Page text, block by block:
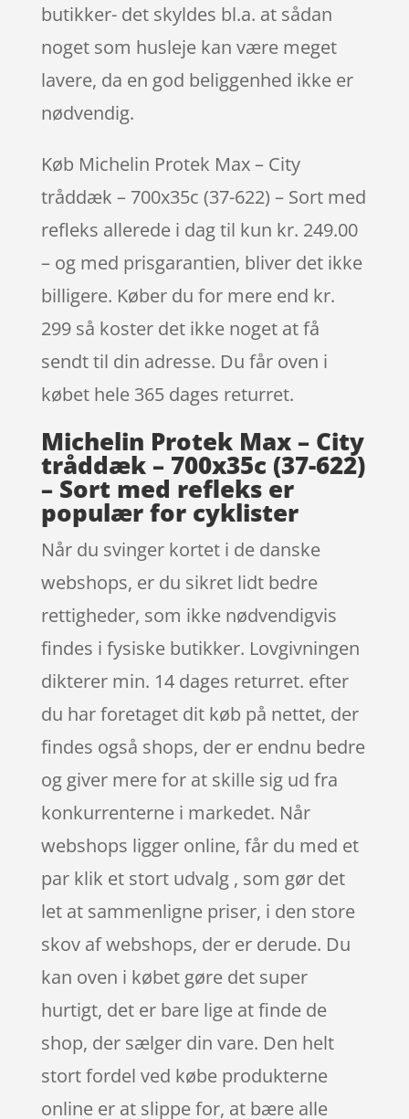
butikker- det skyldes bl.a. at sådan
noget som husleje kan være meget
lavere, da en god beliggenhed ikke er
nødvendig.
Køb Michelin Protek Max – City
tråddæk – 700x35c (37-622) – Sort med
refleks allerede i dag til kun kr. 249.00
– og med prisgarantien, bliver det ikke
billigere. Køber du for mere end kr.
299 så koster det ikke noget at få
sendt til din adresse. Du får oven i
købet hele 365 dages returret.
Michelin Protek Max – City
tråddæk – 700x35c (37-622)
– Sort med refleks er
populær for cyklister
Når du svinger kortet i de danske
webshops, er du sikret lidt bedre
rettigheder, som ikke nødvendigvis
findes i fysiske butikker. Lovgivningen
dikterer min. 14 dages returret. efter
du har foretaget dit køb på nettet, der
findes også shops, der er endnu bedre
og giver mere for at skille sig ud fra
konkurrenterne i markedet. Når
webshops ligger online, får du med et
par klik et stort udvalg , som gør det
let at sammenligne priser, i den store
skov af webshops, der er derude. Du
kan oven i købet gøre det super
hurtigt, det er bare lige at finde de
shop, der sælger din vare. Den helt
stort fordel ved købe produkterne
online er at slippe for, at bære alle